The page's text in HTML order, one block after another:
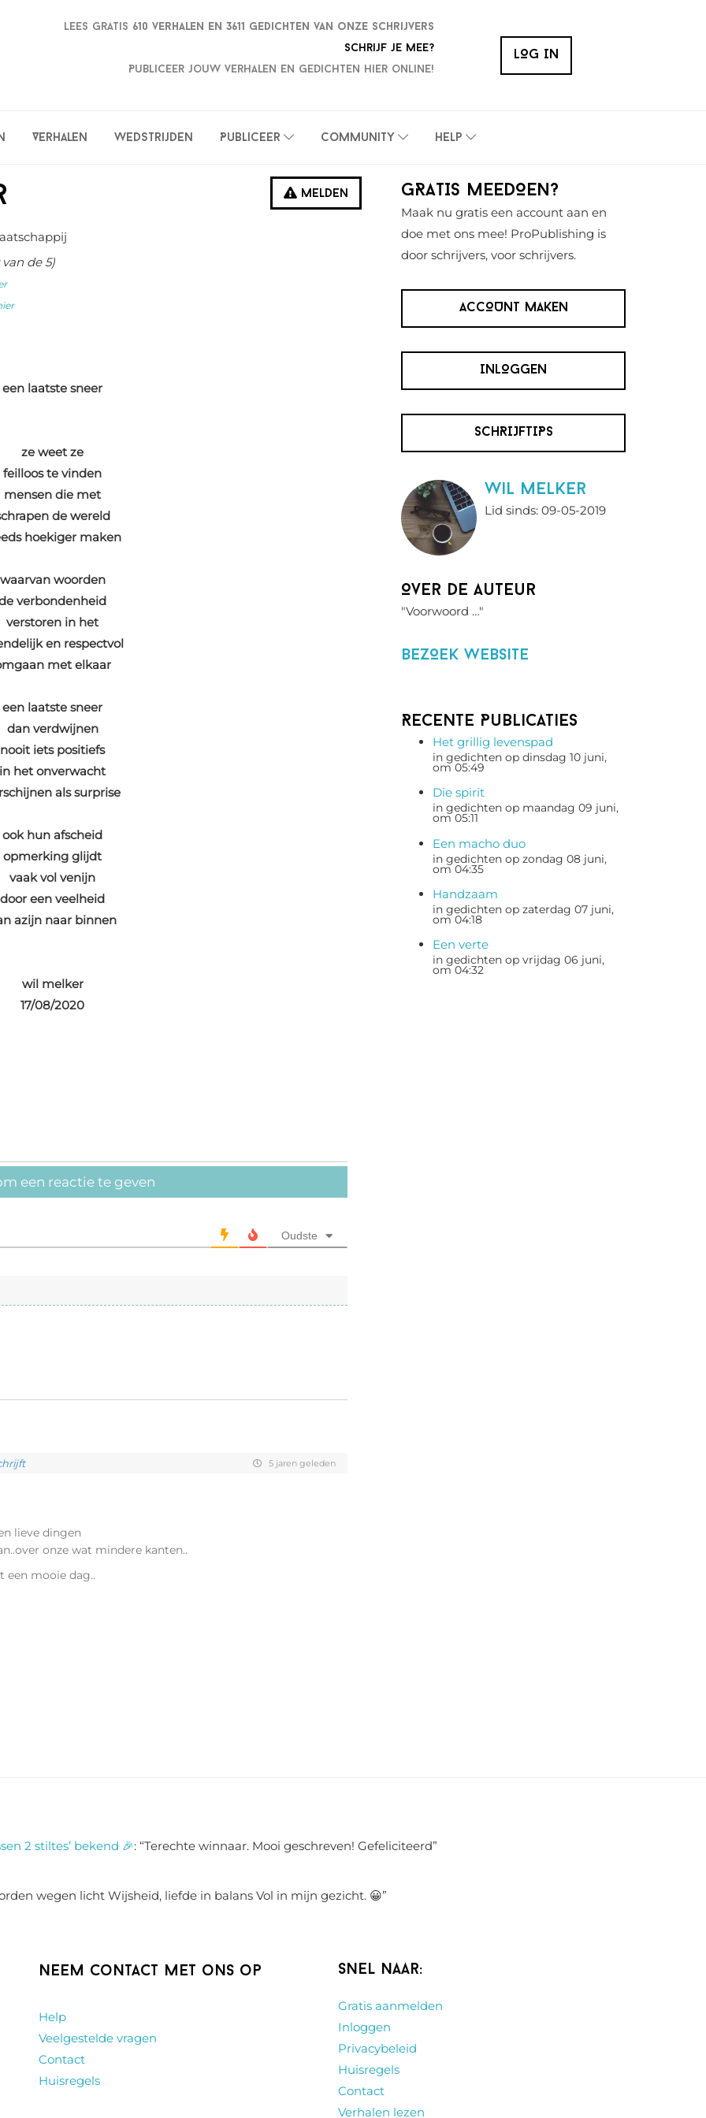
Lees gratis 610 verhalen en 3611 gedichten van onze schrijvers
Schrijf je mee?
Publiceer jouw verhalen en gedichten hier online!
LOG IN
Verhalen Wedstrijden Publiceer Community Help
Melden
van de 5)
een laatste sneer
ze weet ze
feilloos te vinden
mensen die met
de wereld
hoekiger maken
waarvan woorden
verbondenheid
verstoren in het
en respectvol
met elkaar
een laatste sneer
dan verdwijnen
nooit iets positiefs
in het onverwacht
als surprise
ook hun afscheid
opmerking glijdt
vaak vol venijn
door een veelheid
azijn naar binnen
wil melker
17/08/2020
een reactie te geven
Oudste
5 jaren geleden
lieve dingen
onze wat mindere kanten..
een mooie dag..
Primaire
Sidebar
GRATIS MEEDOEN?
Maak nu gratis een account aan en
doe met ons mee! ProPublishing is
door schrijvers, voor schrijvers.
ACCOUNT MAKEN
INLOGGEN
SCHRIJFTIPS
wil melker
Lid sinds: 09-05-2019
Over de auteur
"Voorwoord …"
BezOek website
Recente Publicaties
Het grillig levenspad
in gedichten op dinsdag 10 juni,
om 05:49
Die spirit
in gedichten op maandag 09 juni,
om 05:11
Een macho duo
in gedichten op zondag 08 juni,
om 04:35
Handzaam
in gedichten op zaterdag 07 juni,
om 04:18
Een verte
in gedichten op vrijdag 06 juni,
om 04:32
2 stiltes’ bekend 🎉: “Terechte winnaar. Mooi geschreven! Gefeliciteerd”
wegen licht Wijsheid, liefde in balans Vol in mijn gezicht. 😀”
Neem contact met ons op
Help
Veelgestelde vragen
Contact
Huisregels
Snel naar:
Gratis aanmelden
Inloggen
Privacybeleid
Huisregels
Contact
Verhalen lezen